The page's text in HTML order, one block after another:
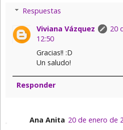
Respuestas
Viviana Vázquez
20
12:50
Gracias!! :D
Un saludo!
Responder
Ana Anita 20 de enero de